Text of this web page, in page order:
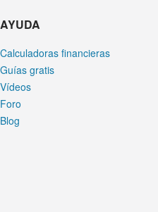
AYUDA
Calculadoras financieras
Guías gratis
Vídeos
Foro
Blog